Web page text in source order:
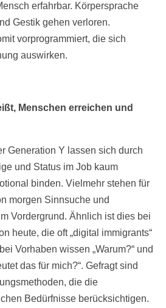
erfahrbar. Körpersprache
Gestik gehen verloren.
vorprogrammiert, die sich
auswirken.
Menschen erreichen und
Generation Y lassen sich durch
und Status im Job kaum
binden. Vielmehr stehen für
morgen Sinnsuche und
Vordergrund. Ähnlich ist dies bei
heute, die oft „digital immigrants“
Vorhaben wissen „Warum?“ und
das für mich?“. Gefragt sind
die die
Bedürfnisse berücksichtigen.